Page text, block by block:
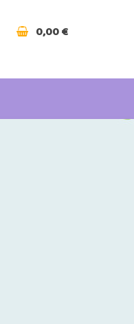
0,00 €